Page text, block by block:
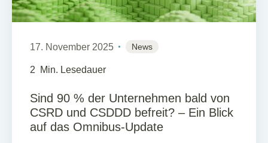
17. November 2025 News
2 Min. Lesedauer
Sind 90 % der Unternehmen bald von
CSRD und CSDDD befreit? – Ein Blick
auf das Omnibus-Update